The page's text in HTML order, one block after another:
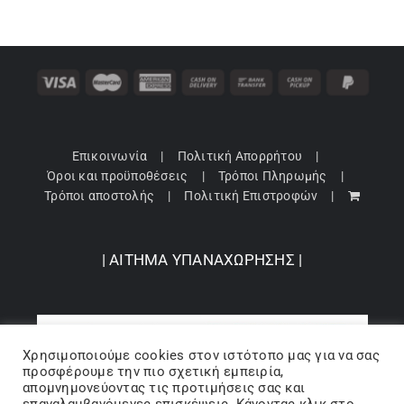
Εσώρουχα
Σχετικά με εμάς
ENGLISH English
Επικοινωνία
Πολιτική Απορρήτου
Όροι και προϋποθέσεις
Τρόποι Πληρωμής
Τρόποι αποστολής
Πολιτική Επιστροφών
| ΑΙΤΗΜΑ ΥΠΑΝΑΧΩΡΗΣΗΣ |
Χρησιμοποιούμε cookies στον ιστότοπo μας για να σας
προσφέρουμε την πιο σχετική εμπειρία,
απομνημονεύοντας τις προτιμήσεις σας και